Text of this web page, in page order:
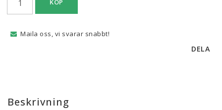
KÖP
Maila oss, vi svarar snabbt!
DELA
Beskrivning